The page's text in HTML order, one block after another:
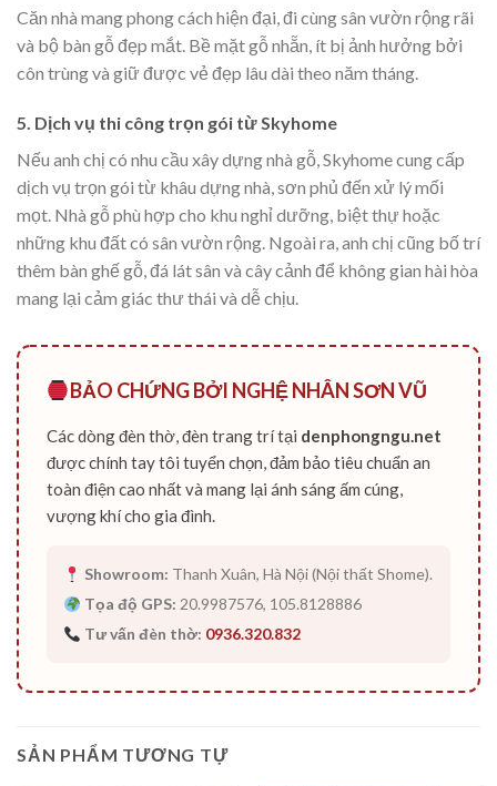
Căn nhà mang phong cách hiện đại, đi cùng sân vườn rộng rãi
và bộ bàn gỗ đẹp mắt. Bề mặt gỗ nhẵn, ít bị ảnh hưởng bởi
côn trùng và giữ được vẻ đẹp lâu dài theo năm tháng.
5. Dịch vụ thi công trọn gói từ Skyhome
Nếu anh chị có nhu cầu xây dựng nhà gỗ, Skyhome cung cấp
dịch vụ trọn gói từ khâu dựng nhà, sơn phủ đến xử lý mối
mọt. Nhà gỗ phù hợp cho khu nghỉ dưỡng, biệt thự hoặc
những khu đất có sân vườn rộng. Ngoài ra, anh chị cũng bố trí
thêm bàn ghế gỗ, đá lát sân và cây cảnh để không gian hài hòa
mang lại cảm giác thư thái và dễ chịu.
BẢO CHỨNG BỞI NGHỆ NHÂN SƠN VŨ
Các dòng đèn thờ, đèn trang trí tại denphongngu.net
được chính tay tôi tuyển chọn, đảm bảo tiêu chuẩn an
toàn điện cao nhất và mang lại ánh sáng ấm cúng,
vượng khí cho gia đình.
Showroom: Thanh Xuân, Hà Nội (Nội thất Shome).
Tọa độ GPS: 20.9987576, 105.8128886
Tư vấn đèn thờ: 0936.320.832
SẢN PHẨM TƯƠNG TỰ